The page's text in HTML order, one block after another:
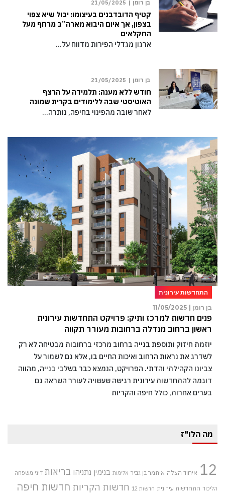
בן רומן | 21/05/2025
קטיף הדובדבנים בעיצומו: יבול שיא צפוי
בצפון, אך איום היבוא מארה”ב מרחף מעל
החקלאים
ארגון מגדלי הפירות מדווח על…
בן רומן | 21/05/2025
חודש ללא מענה: תלמידה על הרצף
האוטיסטי שבה ללימודים בקרית שמונה
לאחר שובה מהפינוי בחיפה, נותרה…
התחדשות עירונית
בן רומן | 11/05/2025
פנים חדשות למרכז ותיק: פרויקט התחדשות עירונית
ראשון ברחוב מנדלה ברחובות מעורר תקווה
יוזמת חיזוק ותוספת בנייה ברחוב מרכזי ברחובות מבטיחה לא רק
לשדרג את נראות הרחוב ואיכות החיים בו, אלא גם לשמור על
צביונו הקהילתי והדתי. הפרויקט, הנמצא כבר בשלבי בנייה, מהווה
דוגמה להתחדשות עירונית רגישה שעשויה לעורר השראה גם
בערים אחרות, כולל חיפה והקריות
מה הלו"ז
12 איחוד הצלה איתמר בן גביר אלימות בנימין נתניהו בריאות דיני משפחה
הליכוד התחדשות עירונית חדשות 12 חדשות הקריות חדשות חיפה